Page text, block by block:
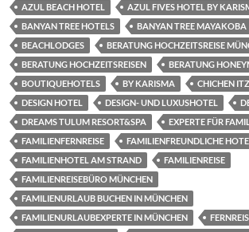
AZUL BEACH HOTEL
AZUL FIVES HOTEL BY
BANYAN TREE HOTELS
BANYAN TREE MAYAKOBA
BEACHLODGES
BERATUNG HOCHZEITSREISE
BERATUNG HOCHZEITSREISEN
BERATUNG
BOUTIQUEHOTELS
BY KARISMA CHICHEN
DESIGN HOTEL
DESIGN- UND LUXUSHOTEL
DREAMS TULUM RESORT&SPA
EXPERTE FÜR
FAMILIENFERNREISE
FAMILIENFREUNDLICHE
FAMILIENHOTEL AM STRAND
FAMILIENREISE
FAMILIENREISEBÜRO MÜNCHEN
FAMILIENURLAUB BUCHEN IN MÜNCHEN
FAMILIENURLAUBEXPERTE IN MÜNCHEN